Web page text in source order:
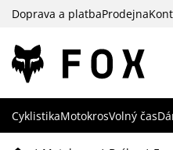
Doprava a platbaProdejna
CyklistikaMotokrosVolný čas